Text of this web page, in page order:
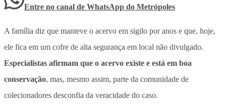
Entre no canal de WhatsApp do Metrópoles
A família diz que manteve o acervo em sigilo por anos e que, hoje,
ele fica em um cofre de alta segurança em local não divulgado.
Especialistas afirmam que o acervo existe e está em boa
conservação, mas, mesmo assim, parte da comunidade de
colecionadores desconfia da veracidade do caso.